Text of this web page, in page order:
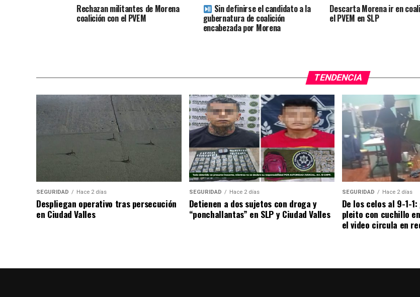
Rechazan militantes de Morena
coalición con el PVEM
Sin definirse el candidato a la
gubernatura de coalición
encabezada por Morena
Descarta Morena ir en
el PVEM en SLP
TENDENCIA
SEGURIDAD Hace 2 días
Despliegan operativo tras persecución
en Ciudad Valles
SEGURIDAD Hace 2 días
Detienen a dos sujetos con droga y
“ponchallantas” en SLP y Ciudad Valles
SEGURIDAD Hace 2 días
De los celos al 9-1-
pleito con cuchillo
el video circula en